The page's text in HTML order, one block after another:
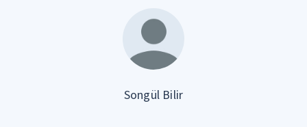
Songül Bilir